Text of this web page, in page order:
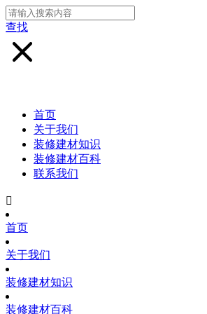
查找
首页
关于我们
装修建材知识
装修建材百科
联系我们

首页
关于我们
装修建材知识
装修建材百科